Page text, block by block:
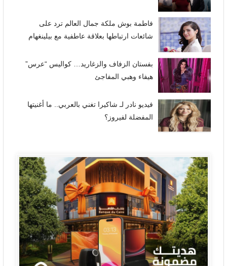
فاطمة بوش ملكة جمال العالم ترد على
شائعات ارتباطها بعلاقة عاطفية مع بيلينغهام
بفستان الزفاف والزغاريد… كواليس “عرس”
هيفاء وهبي المفاجئ
فيديو نادر لـ شاكيرا تغني بالعربي.. ما أغنيتها
المفضلة لفيروز؟